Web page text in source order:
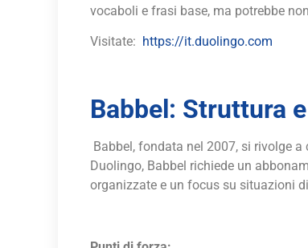
vocaboli e frasi base, ma potrebbe
Visitate: https://it.duolingo.com
Babbel: Struttura
Babbel, fondata nel 2007, si rivolge
Duolingo, Babbel richiede un
organizzate e un focus su situazioni